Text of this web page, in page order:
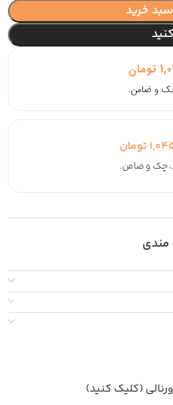
خرید
تومان
تومان
مندی
(کلیک کنید)